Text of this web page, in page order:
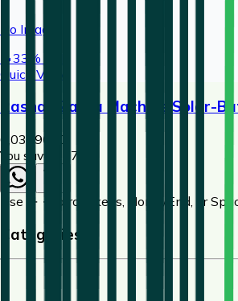
No Image
🔥33 % OFF
Quick View
Rashail Zatka Machine Solar-
6,030 9000
You save ₹
2970
Use ← → arrow keys, Home/End, or
Categories